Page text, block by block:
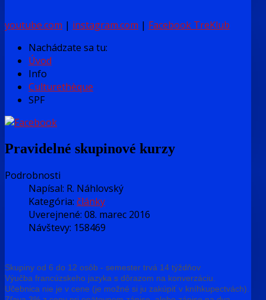
youtube.com | instagram.com | Facebook TreKlub
Nachádzate sa tu:
Úvod
Info
Culturethèque
SPF
Pravidelné skupinové kurzy
Podrobnosti
Napísal: R. Náhlovský
Kategória: články
Uverejnené: 08. marec 2016
Návštevy: 158469
Skupiny od 6 do 12 osôb - semester trvá 14 týždňov
Výučba francúzskeho jazyka s dôrazom na konverzáciu.
Učebnica nie je v cene (je možné si ju zakúpiť v kníhkupectvách).